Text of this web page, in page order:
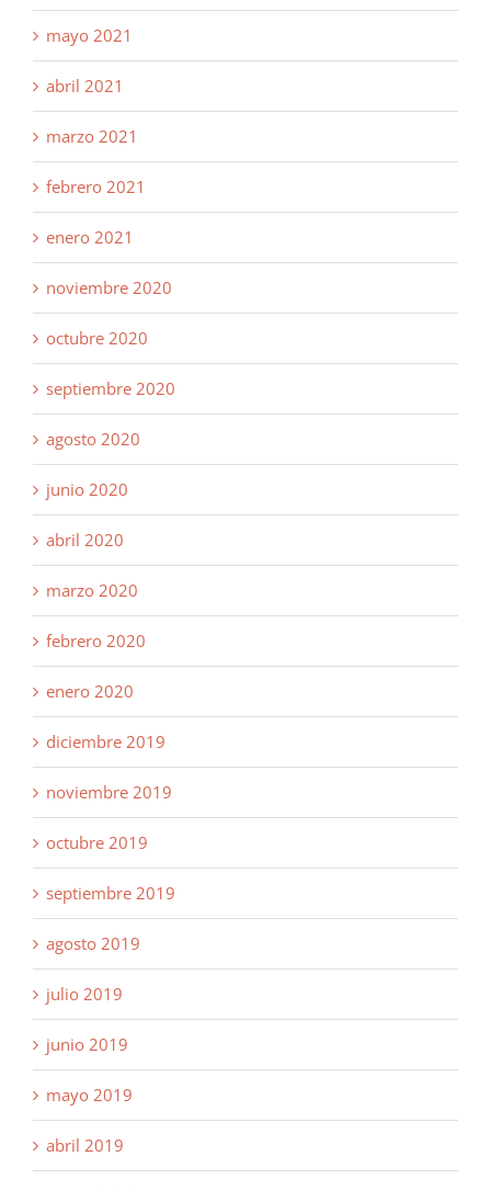
mayo 2021
abril 2021
marzo 2021
febrero 2021
enero 2021
noviembre 2020
octubre 2020
septiembre 2020
agosto 2020
junio 2020
abril 2020
marzo 2020
febrero 2020
enero 2020
diciembre 2019
noviembre 2019
octubre 2019
septiembre 2019
agosto 2019
julio 2019
junio 2019
mayo 2019
abril 2019